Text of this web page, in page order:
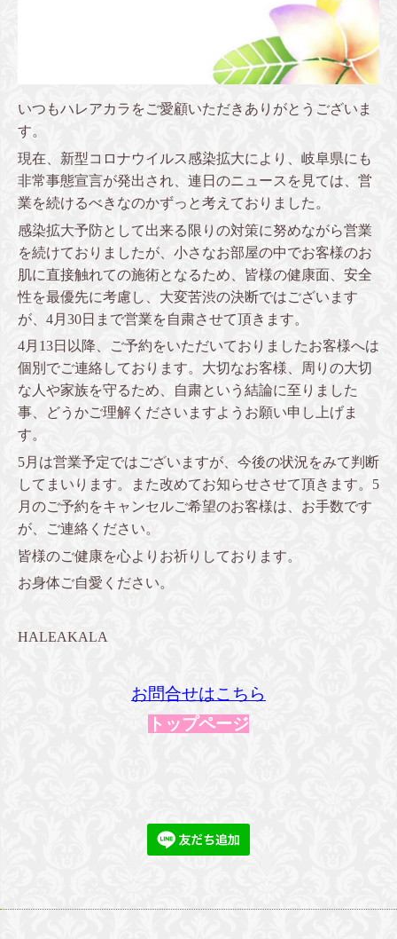
いつもハレアカラをご愛顧いただきありがとうございま
す。
現在、新型コロナウイルス感染拡大により、岐阜県にも
非常事態宣言が発出され、連日のニュースを見ては、営
業を続けるべきなのかずっと考えておりました。
感染拡大予防として出来る限りの対策に努めながら営業
を続けておりましたが、小さなお部屋の中でお客様のお
肌に直接触れての施術となるため、皆様の健康面、安全
性を最優先に考慮し、大変苦渋の決断ではございます
が、4月30日まで営業を自粛させて頂きます。
4月13日以降、ご予約をいただいておりましたお客様へは
個別でご連絡しております。大切なお客様、周りの大切
な人や家族を守るため、自粛という結論に至りました
事、どうかご理解くださいますようお願い申し上げま
す。
5月は営業予定ではございますが、今後の状況をみて判断
してまいります。また改めてお知らせさせて頂きます。5
月のご予約をキャンセルご希望のお客様は、お手数です
が、ご連絡ください。
皆様のご健康を心よりお祈りしております。
お身体ご自愛ください。
HALEAKALA
お問合せはこちら
トップページ